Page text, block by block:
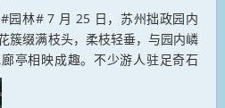
林# 7 月 25 日，苏州拙政园内
簇缀满枝头，柔枝轻垂，与园内嶙
亭相映成趣。不少游人驻足奇石
打卡留影。盛夏时节，紫薇花开绵